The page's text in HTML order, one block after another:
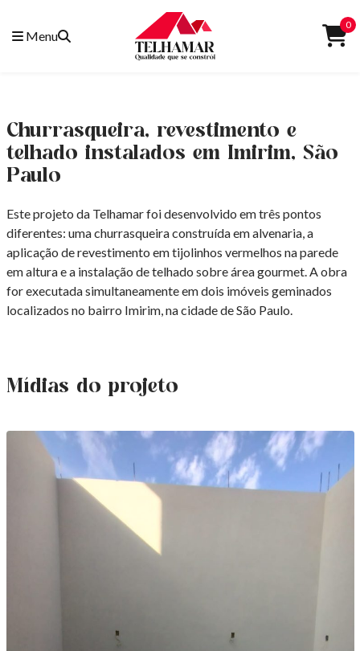
Menu
0
Churrasqueira, revestimento e
telhado instalados em Imirim, São
Paulo
Este projeto da Telhamar foi desenvolvido em três pontos
diferentes: uma churrasqueira construída em alvenaria, a
aplicação de revestimento em tijolinhos vermelhos na parede
em altura e a instalação de telhado sobre área gourmet. A obra
for executada simultaneamente em dois imóveis geminados
localizados no bairro Imirim, na cidade de São Paulo.
Mídias do projeto